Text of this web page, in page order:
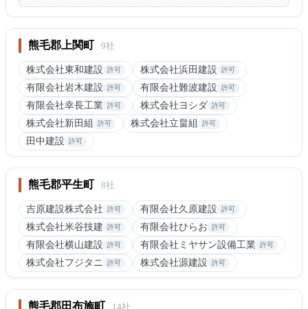
熊毛郡上関町 9社
株式会社東和建設 許可 株式会社浜田建設 許可
有限会社岩木建設 許可 有限会社難波建設 許可
有限会社幸長工業 許可 株式会社ヨシダ 許可
株式会社新田組 許可 株式会社立畠組 許可
田中建設 許可
熊毛郡平生町 8社
吉原建設株式会社 許可 有限会社久原建設 許可
株式会社米谷技建 許可 有限会社ひらお 許可
有限会社横山建設 許可 有限会社ミヤサン設備工業 許可
株式会社フジタニ 許可 株式会社源建設 許可
熊毛郡田布施町 14社